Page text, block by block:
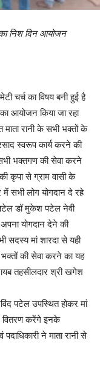
निश दिन आयोजन
चर्च का विषय बनी हुई है
आयोजन किया जा रहा
माता रानी के सभी भक्तों के
स्वरूप कार्य करने की
सभी भक्तगण की सेवा करने
की कृपा से ग्राम वासी के
में सभी लोग योगदान दे रहे
डॉ मुकेश पटेल नेवी
योगदान देने की
सदस्य मां शारदा से यही
भक्तों की सेवा करने का यह
तहसीलदार श्री खगेश
पटेल उपस्थित होकर मां
वितरण करेंगे इनके
ने माता रानी से